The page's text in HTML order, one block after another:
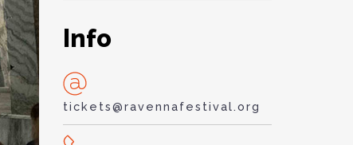
Info
tickets@ravennafestival.org